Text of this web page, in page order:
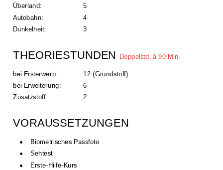
Überland: 5
Autobahn: 4
Dunkelheit: 3
THEORIESTUNDEN Doppelstd. á 90 Min.
bei Ersterwerb: 12 (Grundstoff)
bei Erweiterung: 6
Zusatzstoff: 2
VORAUSSETZUNGEN
• Biometrisches Passfoto
• Sehtest
• Erste-Hilfe-Kurs